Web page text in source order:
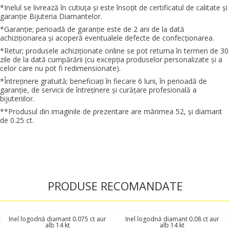
*Inelul se livrează în cutiuţa şi este însoţit de certificatul de calitate şi
garanţie Bijuteria Diamantelor.
*Garanţie; perioadă de garanţie este de 2 ani de la dată
achiziţionarea şi acoperă eventualele defecte de confecţionarea.
*Retur; produsele achiziţionate online se pot returna în termen de 30
zile de la dată cumpărării (cu excepţia produselor personalizate şi a
celor care nu pot fi redimensionate).
*Întreţinere gratuită; beneficiaţi în fiecare 6 luni, în perioadă de
garanţie, de servicii de întreţinere şi curăţare profesională a
bijuteriilor.
**Produsul din imaginile de prezentare are mărimea 52, şi diamant
de 0.25 ct.
PRODUSE RECOMANDATE
Inel logodnă diamant 0.075 ct aur
alb 14 kt
Inel logodnă diamant 0.08 ct aur
alb 14 kt